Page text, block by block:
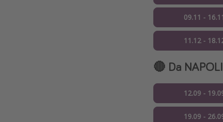
09.11 -
11.12 -
🔴 Da NAPOLI
12.09 -
19.09 -